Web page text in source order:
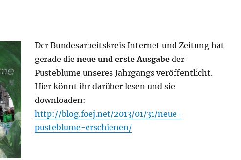
Der Bundesarbeitskreis Internet und Zeitung hat
gerade die neue und erste Ausgabeder
Pusteblume unseres Jahrgangs veröffentlicht.
Hier könnt ihr darüber lesen und sie
downloaden:
http://blog.foej.net/2013/01/31/neue-
pusteblume-erschienen/